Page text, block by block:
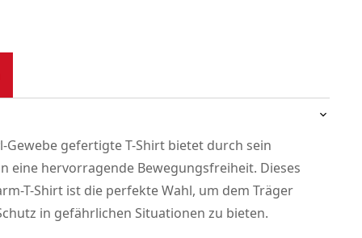
Gewebe gefertigte T-Shirt bietet durch sein
eine hervorragende Bewegungsfreiheit. Dieses
T-Shirt ist die perfekte Wahl, um dem Träger
in gefährlichen Situationen zu bieten.